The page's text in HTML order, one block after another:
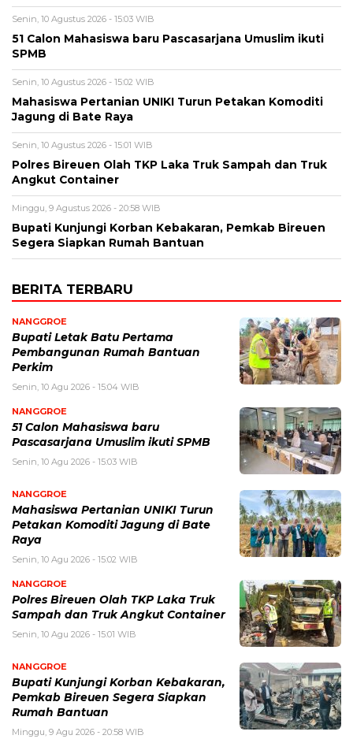
Senin, 10 Agustus 2026 - 15:03 WIB
51 Calon Mahasiswa baru Pascasarjana Umuslim ikuti
SPMB
Senin, 10 Agustus 2026 - 15:02 WIB
Mahasiswa Pertanian UNIKI Turun Petakan Komoditi
Jagung di Bate Raya
Senin, 10 Agustus 2026 - 15:01 WIB
Polres Bireuen Olah TKP Laka Truk Sampah dan Truk
Angkut Container
Minggu, 9 Agustus 2026 - 20:58 WIB
Bupati Kunjungi Korban Kebakaran, Pemkab Bireuen
Segera Siapkan Rumah Bantuan
BERITA TERBARU
NANGGROE
Bupati Letak Batu Pertama
Pembangunan Rumah Bantuan
Perkim
Senin, 10 Agu 2026 - 15:04 WIB
NANGGROE
51 Calon Mahasiswa baru
Pascasarjana Umuslim ikuti SPMB
Senin, 10 Agu 2026 - 15:03 WIB
NANGGROE
Mahasiswa Pertanian UNIKI Turun
Petakan Komoditi Jagung di Bate
Raya
Senin, 10 Agu 2026 - 15:02 WIB
NANGGROE
Polres Bireuen Olah TKP Laka Truk
Sampah dan Truk Angkut Container
Senin, 10 Agu 2026 - 15:01 WIB
NANGGROE
Bupati Kunjungi Korban Kebakaran,
Pemkab Bireuen Segera Siapkan
Rumah Bantuan
Minggu, 9 Agu 2026 - 20:58 WIB